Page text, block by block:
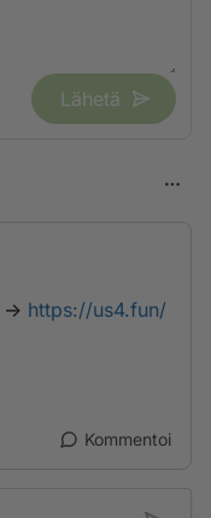
Lähetä
> https://us4.fun/
Kommentoi